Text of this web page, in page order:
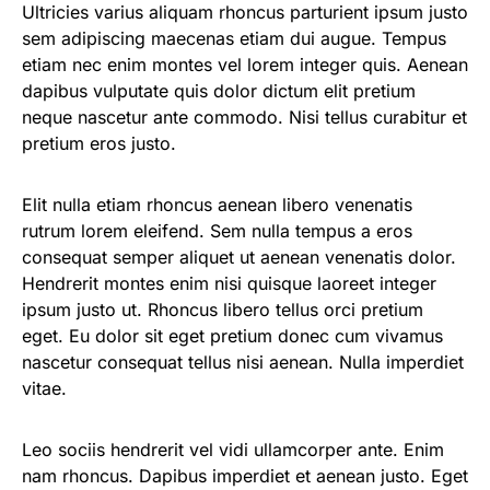
Ultricies varius aliquam rhoncus parturient ipsum justo
sem adipiscing maecenas etiam dui augue. Tempus
etiam nec enim montes vel lorem integer quis. Aenean
dapibus vulputate quis dolor dictum elit pretium
neque nascetur ante commodo. Nisi tellus curabitur et
pretium eros justo.
Elit nulla etiam rhoncus aenean libero venenatis
rutrum lorem eleifend. Sem nulla tempus a eros
consequat semper aliquet ut aenean venenatis dolor.
Hendrerit montes enim nisi quisque laoreet integer
ipsum justo ut. Rhoncus libero tellus orci pretium
eget. Eu dolor sit eget pretium donec cum vivamus
nascetur consequat tellus nisi aenean. Nulla imperdiet
vitae.
Leo sociis hendrerit vel vidi ullamcorper ante. Enim
nam rhoncus. Dapibus imperdiet et aenean justo. Eget